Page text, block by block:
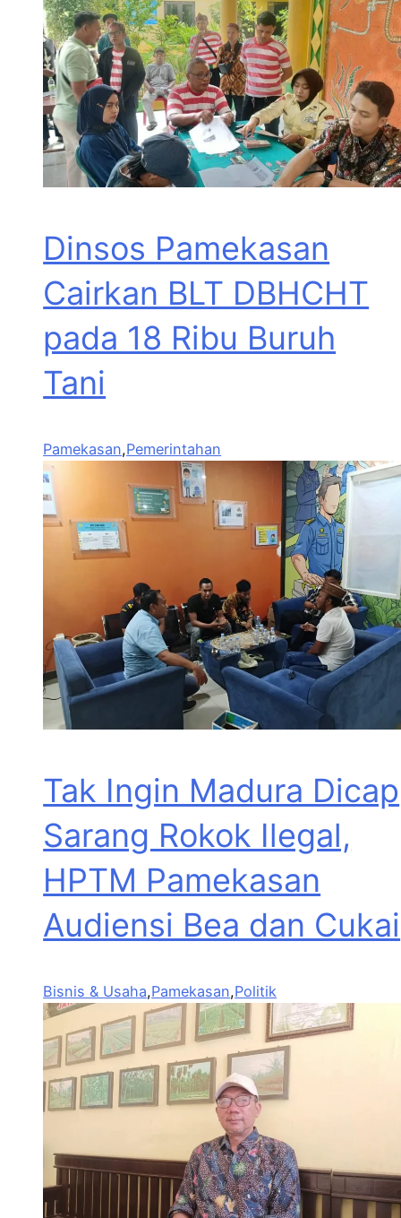
Dinsos Pamekasan
Cairkan BLT DBHCHT
pada 18 Ribu Buruh
Tani
Pamekasan,Pemerintahan
Tak Ingin Madura Dicap
Sarang Rokok Ilegal,
HPTM Pamekasan
Audiensi Bea dan Cukai
Bisnis & Usaha,Pamekasan,Politik